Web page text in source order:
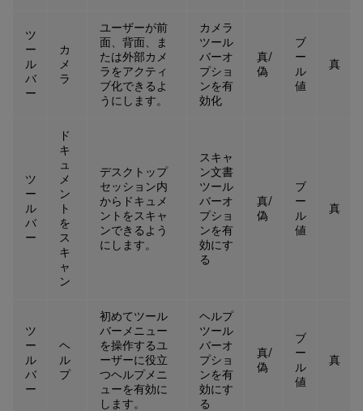
ツ
ー
ル
バ
ー
カ
メ
ラ
ユーザーが前
面、背面、ま
たは外部カメ
ラをアクティ
ブ化できるよ
うにします。
カメラ
ツール
バーオ
プショ
ンを有
効化
真/
偽
ブ
ー
ル
値
真
ツ
ー
ル
バ
ー
ド
キ
ュ
メ
ン
ト
を
ス
キ
ャ
ン
デスクトップ
セッション内
からドキュメ
ントをスキャ
ンできるよう
にします。
スキャ
ン文書
ツール
バーオ
プショ
ンを有
効にす
る
真/
偽
ブ
ー
ル
値
真
ツ
ー
ル
バ
ー
ヘ
ル
プ
初めてツール
バーメニュー
を操作するユ
ーザーに役立
つヘルプメニ
ューを有効に
します。
ヘルプ
ツール
バーオ
プショ
ンを有
効にす
る
真/
偽
ブ
ー
ル
値
真